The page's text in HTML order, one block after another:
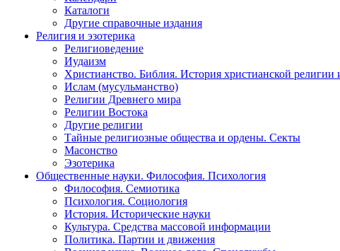
Каталоги
Другие справочные издания
Религия и эзотерика
Религиоведение
Иудаизм
Христианство. Библия. История христианской религии
Ислам (мусульманство)
Религии Древнего мира
Религии Востока
Другие религии
Тайные религиозные общества и ордены. Секты
Масонство
Эзотерика
Общественные науки. Философия. Психология
Философия. Семиотика
Психология. Социология
История. Исторические науки
Культура. Средства массовой информации
Политика. Партии и движения